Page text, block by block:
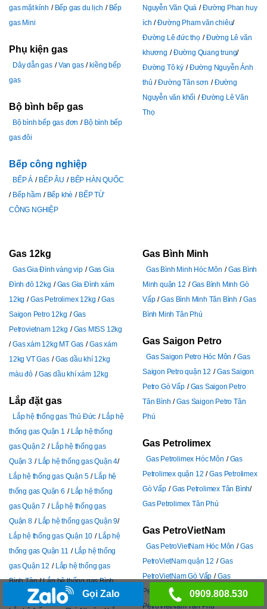
gas mặt kính
Bếp gas du lịch
Bếp
gas Mini
Phụ kiện gas
Dây dẫn gas Van gas
kiềng bếp
gas
Bộ bình bếp gas
Bộ bình bếp gas đơn
Bộ bình bếp
gas đôi
Bếp công nghiệp
BẾP Á BẾP ÂU
BẾP HÀN QUỐC
Bếp hầm
Bếp khè
BẾP TỪ
CÔNG NGHIỆP
Nguyễn Văn Quá
Đường Phan huy
ích
Đường Pham văn chiêu
Đường Lê đức thọ
Đường Lê văn
khương
Đường Quang trung
Đường Tô ký
Đường Nguyễn Ảnh
thủ
Đường Tân sơn
Đường
Nguyễn văn khối
Đường Lê Văn
Thọ
Gas 12kg
Gas Gia Đình vàng vip
Gas Gia
Đình đỏ 12kg
Gas Gia Đình xám
12kg
Gas Petrolimex 12kg
Gas
Saigon Petro 12kg
Gas
Petrovietnam 12kg
Gas MISS 12kg
Gas xám 12kg MT Gas
Gas xám
12kg VT Gas
Gas dầu khí 12kg
màu đỏ
Gas dầu khí xám 12kg
Lắp đặt gas
Lắp hệ thống gas Thủ Đức
Lắp hệ
thống gas Quận 1
Lắp hệ thống
gas Quận 2
Lắp hệ thống gas
Quận 3
Lắp hệ thống gas Quận 4
Lắp hệ thống gas Quận 5
Lắp hệ
thống gas Quận 6
Lắp hệ thống
gas Quận 7
Lắp hệ thống gas
Quận 8
Lắp hệ thống gas Quận 9
Lắp hệ thống gas Quận 10
Lắp hệ
thống gas Quận 11
Lắp hệ thống
gas Quận 12
Lắp hệ thống gas
Bình Tân
Lắp hệ thống gas Bình
Lắp hệ thống gas Gò Vấp
Gas Bình Minh
Gas Bình Minh Hóc Môn
Gas Bình
Minh quận 12
Gas Bình Minh Gò
Vấp
Gas Bình Minh Tân Bình
Gas
Bình Minh Tân Phú
Gas Saigon Petro
Gas Saigon Petro Hóc Môn
Gas
Saigon Petro quận 12
Gas Saigon
Petro Gò Vấp
Gas Saigon Petro
Tân Bình
Gas Saigon Petro Tân
Phú
Gas Petrolimex
Gas Petrolimex Hóc Môn
Gas
Petrolimex quận 12
Gas Petrolimex
Gò Vấp
Gas Petrolimex Tân Bình
Gas Petrolimex Tân Phú
Gas PetroVietNam
Gas PetroVietNam Hóc Môn
Gas
PetroVietNam quận 12
Gas
PetroVietNam Gò Vấp
Gas
PetroVietNam Tân Bình
Gas
PetroVietNam Tân Phú
Gọi Zalo 0909.808.530